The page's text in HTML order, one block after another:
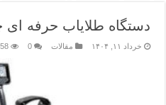
دستگاه طلایاب حرفه ای
خرداد ۱۱, ۱۴۰۴ مقالات 0